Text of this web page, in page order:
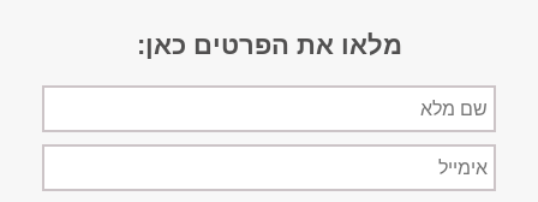
מלאו את הפרטים כאן:
מלא